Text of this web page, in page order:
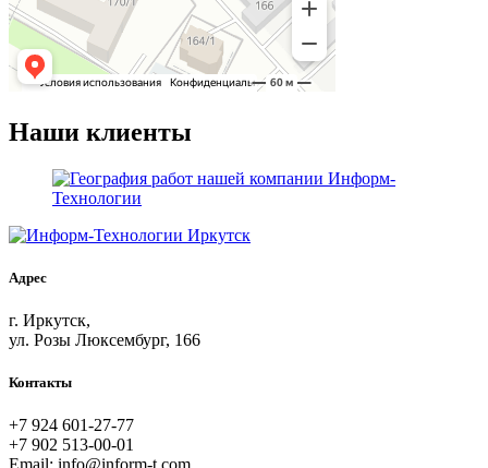
Наши клиенты
Адрес
г. Иркутск,
ул. Розы Люксембург, 166
Контакты
+7 924 601-27-77
+7 902 513-00-01